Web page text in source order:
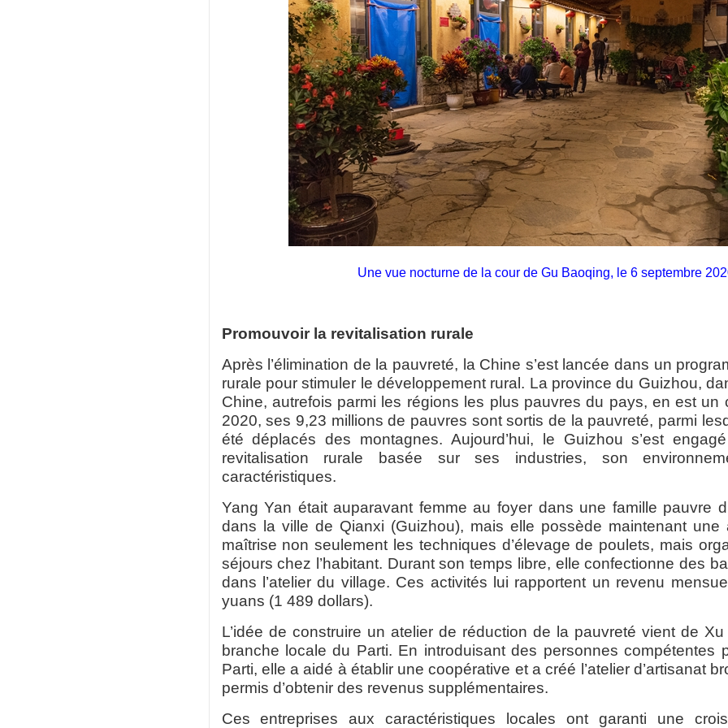
Une vue nocturne de la cour de Gu Baoqing, le 6 septembre
Promouvoir la revitalisation rurale
Après l’élimination de la pauvreté, la Chine s’est lancée dans un
rurale pour stimuler le développement rural. La province du Guizhou,
Chine, autrefois parmi les régions les plus pauvres du pays, en est un
2020, ses 9,23 millions de pauvres sont sortis de la pauvreté, parmi
été déplacés des montagnes. Aujourd’hui, le Guizhou s’est
revitalisation rurale basée sur ses industries, son
caractéristiques.
Yang Yan était auparavant femme au foyer dans une famille pauvre
dans la ville de Qianxi (Guizhou), mais elle possède maintenant une
maîtrise non seulement les techniques d’élevage de poulets, mais
séjours chez l’habitant. Durant son temps libre, elle confectionne des
dans l’atelier du village. Ces activités lui rapportent un revenu
yuans (1 489 dollars).
L’idée de construire un atelier de réduction de la pauvreté vient de
branche locale du Parti. En introduisant des personnes compétentes
Parti, elle a aidé à établir une coopérative et a créé l’atelier d’artisanat
permis d’obtenir des revenus supplémentaires.
Ces entreprises aux caractéristiques locales ont garanti une